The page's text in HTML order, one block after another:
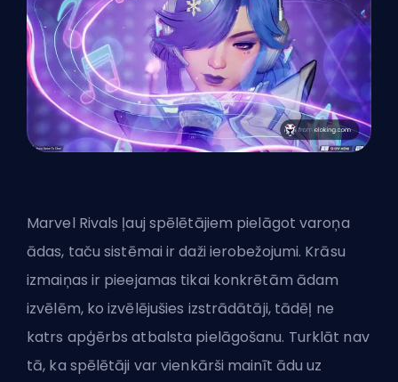
Marvel Rivals ļauj spēlētājiem pielāgot varoņa
ādas, taču sistēmai ir daži ierobežojumi. Krāsu
izmaiņas ir pieejamas tikai konkrētām ādam
izvēlēm, ko izvēlējušies izstrādātāji, tādēļ ne
katrs apģērbs atbalsta pielāgošanu. Turklāt nav
tā, ka spēlētāji var vienkārši mainīt ādu uz